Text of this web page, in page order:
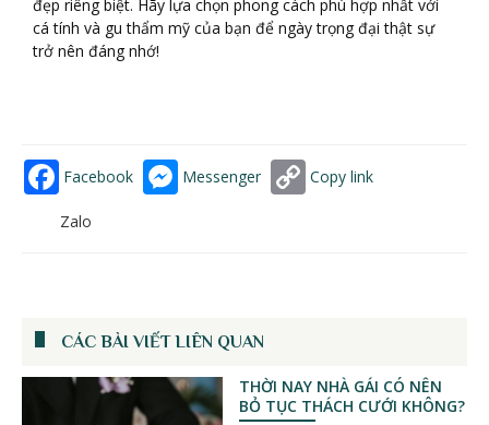
đẹp riêng biệt. Hãy lựa chọn phong cách phù hợp nhất với
cá tính và gu thẩm mỹ của bạn để ngày trọng đại thật sự
trở nên đáng nhớ!
Facebook Messenger Copy link
Zalo
CÁC BÀI VIẾT LIÊN QUAN
THỜI NAY NHÀ GÁI CÓ NÊN
BỎ TỤC THÁCH CƯỚI KHÔNG?